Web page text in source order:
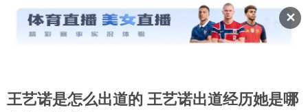
✕
王艺诺是怎么出道的 王艺诺出道经历她是哪